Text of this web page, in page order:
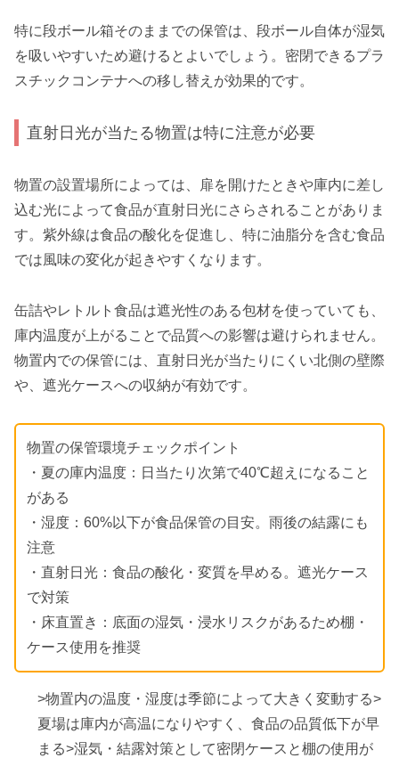
特に段ボール箱そのままでの保管は、段ボール自体が湿気
を吸いやすいため避けるとよいでしょう。密閉できるプラ
スチックコンテナへの移し替えが効果的です。
直射日光が当たる物置は特に注意が必要
物置の設置場所によっては、扉を開けたときや庫内に差し
込む光によって食品が直射日光にさらされることがありま
す。紫外線は食品の酸化を促進し、特に油脂分を含む食品
では風味の変化が起きやすくなります。
缶詰やレトルト食品は遮光性のある包材を使っていても、
庫内温度が上がることで品質への影響は避けられません。
物置内での保管には、直射日光が当たりにくい北側の壁際
や、遮光ケースへの収納が有効です。
物置の保管環境チェックポイント
・夏の庫内温度：日当たり次第で40℃超えになること
がある
・湿度：60%以下が食品保管の目安。雨後の結露にも
注意
・直射日光：食品の酸化・変質を早める。遮光ケース
で対策
・床直置き：底面の湿気・浸水リスクがあるため棚・
ケース使用を推奨
>物置内の温度・湿度は季節によって大きく変動する>
夏場は庫内が高温になりやすく、食品の品質低下が早
まる>湿気・結露対策として密閉ケースと棚の使用が